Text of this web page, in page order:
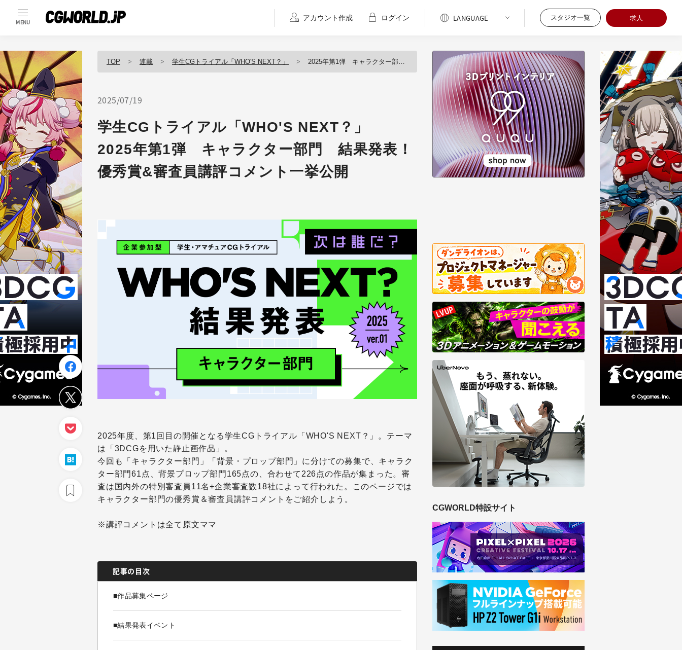
MENU
アカウント作成 ログイン スタジオ一覧 求人
TOP 連載 学生CGトライアル「WHO'S NEXT？」 2025年第1弾 キャラクター部門 結果発表！ 優秀賞&審査員講評コメント一挙公開
2025/07/19
学生CGトライアル「WHO'S NEXT？」
2025年第1弾 キャラクター部門 結果発表！
優秀賞&審査員講評コメント一挙公開
2025年度、第1回目の開催となる学生CGトライアル「WHO'S NEXT？」。テーマ
は「3DCGを用いた静止画作品」。
今回も「キャラクター部門」「背景・プロップ部門」に分けての募集で、キャラク
ター部門61点、背景プロップ部門165点の、合わせて226点の作品が集まった。審
査は国内外の特別審査員11名+企業審査数18社によって行われた。このページでは
キャラクター部門の優秀賞＆審査員講評コメントをご紹介しよう。
※講評コメントは全て原文ママ
記事の目次
■作品募集ページ
■結果発表イベント
CGWORLD特設サイト